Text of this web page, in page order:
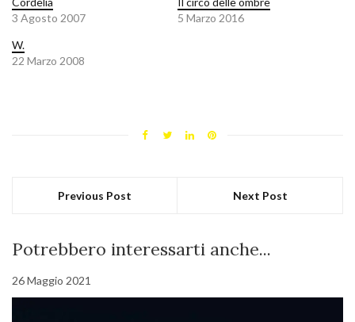
3 Agosto 2007
5 Marzo 2016
W.
22 Marzo 2008
Previous Post Next Post
Potrebbero interessarti anche...
26 Maggio 2021